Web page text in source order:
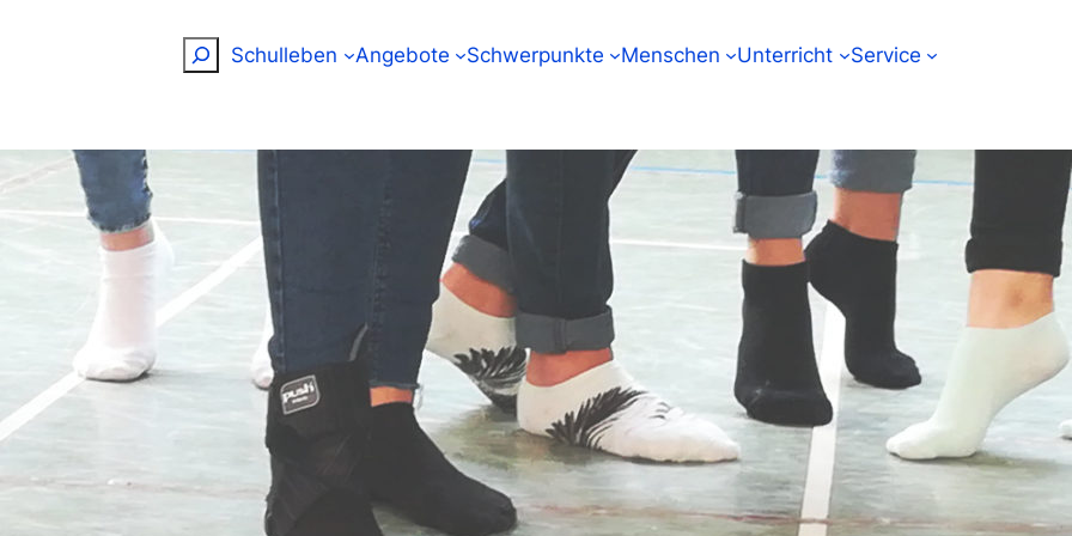
SuchenSchulleben Angebote Schwerpunkte Menschen Unterricht Service